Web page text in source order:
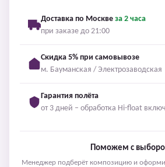
Доставка по Москве за 2 часа
при заказе до 21:00
Скидка 5% при самовывозе
м. Бауманская / Электрозаводская
Гарантия полёта
от 3 дней – обработка Hi-float
Поможем с
Менеджер подберёт композицию и